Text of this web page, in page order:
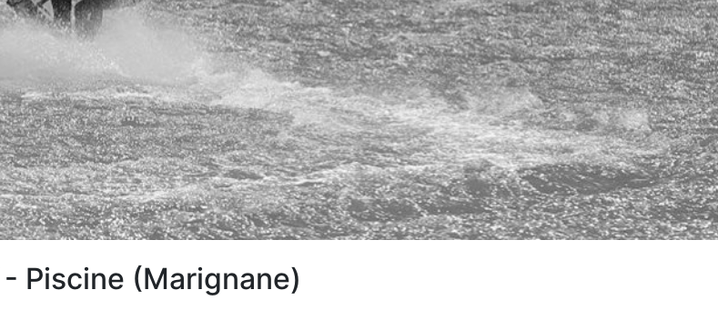
Piscine (Marignane)